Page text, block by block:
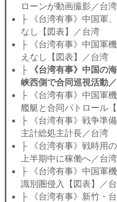
ローンが動画撮影／台湾
├ 《台湾有事》中国軍
なし【図表】／台湾
├ 《台湾有事》中国軍
えなし【図表】／台湾
├
《台湾有事》中国の
峡西側で合同巡視活動
├ 《台湾有事》中国軍
艦艇と合同パトロール
├ 《台湾有事》戦争準
主計総処主計長／台湾
├ 《台湾有事》戦時用
上半期中に稼働へ／台湾
├ 《台湾有事》中国軍
識別圏侵入【図表】／
├ 《台湾有事》新竹・